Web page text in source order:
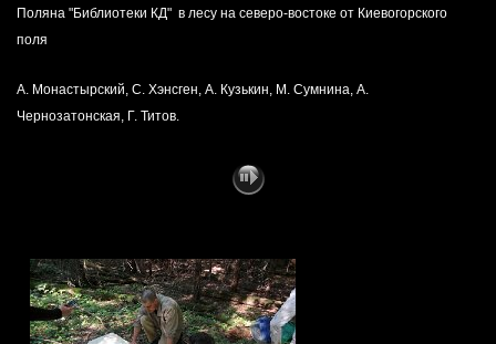
Поляна "Библиотеки КД" в лесу на северо-востоке от Киевогорского
поля
А. Монастырский, С. Хэнсген, А. Кузькин, М. Сумнина, А.
Чернозатонская, Г. Титов.